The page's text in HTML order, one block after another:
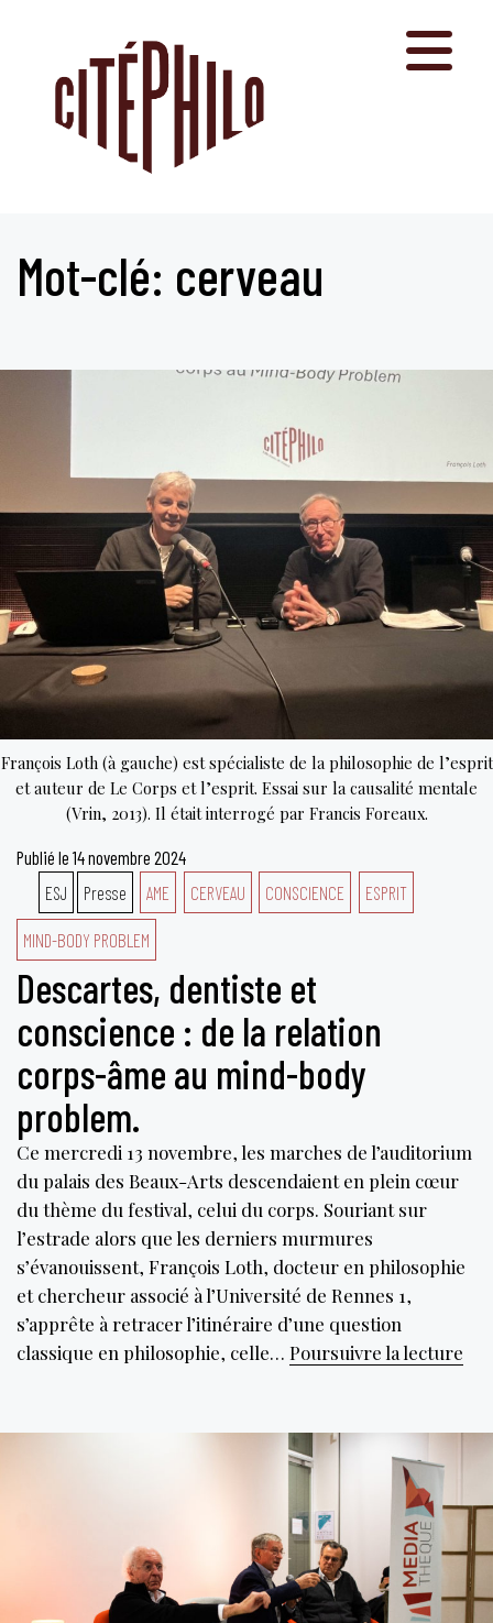
Mot-clé: cerveau
François Loth (à gauche) est spécialiste de la philosophie de l’esprit
et auteur de Le Corps et l’esprit. Essai sur la causalité mentale
(Vrin, 2013). Il était interrogé par Francis Foreaux.
Publié le 14 novembre 2024
ESJ
Presse AME CERVEAU CONSCIENCE ESPRIT
MIND-BODY PROBLEM
Descartes, dentiste et
conscience : de la relation
corps-âme au mind-body
problem.
Ce mercredi 13 novembre, les marches de l’auditorium
du palais des Beaux-Arts descendaient en plein cœur
du thème du festival, celui du corps. Souriant sur
l’estrade alors que les derniers murmures
s’évanouissent, François Loth, docteur en philosophie
et chercheur associé à l’Université de Rennes 1,
s’apprête à retracer l’itinéraire d’une question
classique en philosophie, celle… Poursuivre la lecture
au